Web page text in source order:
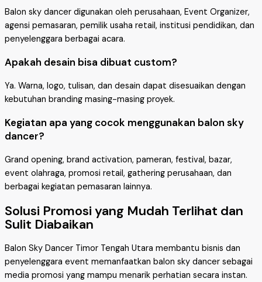
Balon sky dancer digunakan oleh perusahaan, Event Organizer,
agensi pemasaran, pemilik usaha retail, institusi pendidikan, dan
penyelenggara berbagai acara.
Apakah desain bisa dibuat custom?
Ya. Warna, logo, tulisan, dan desain dapat disesuaikan dengan
kebutuhan branding masing-masing proyek.
Kegiatan apa yang cocok menggunakan balon sky
dancer?
Grand opening, brand activation, pameran, festival, bazar,
event olahraga, promosi retail, gathering perusahaan, dan
berbagai kegiatan pemasaran lainnya.
Solusi Promosi yang Mudah Terlihat dan
Sulit Diabaikan
Balon Sky Dancer Timor Tengah Utara membantu bisnis dan
penyelenggara event memanfaatkan balon sky dancer sebagai
media promosi yang mampu menarik perhatian secara instan.